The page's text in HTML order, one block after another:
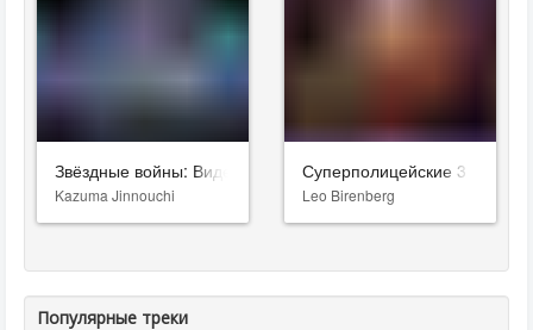
Звёздные войны: Видения. Девятый джедай
Kazuma Jinnouchi
Суперполицейские 3
Leo Birenberg
Популярные треки